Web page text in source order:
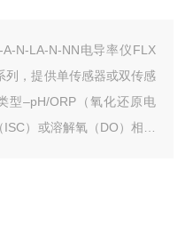
N-LA-N-NN电导率仪FLX
列，提供单传感器或双传感
型–pH/ORP（氧化还原电
）或溶解氧（DO）相应